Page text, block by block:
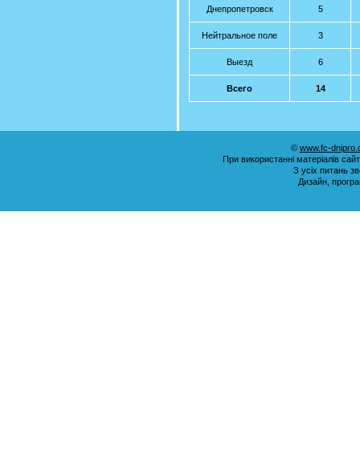
Днепропетровск 5
Нейтральное поле 3
Выезд 6
Всего 14
© www.fc-
При використанні матеріалів
З усіх питань
Дизайн,